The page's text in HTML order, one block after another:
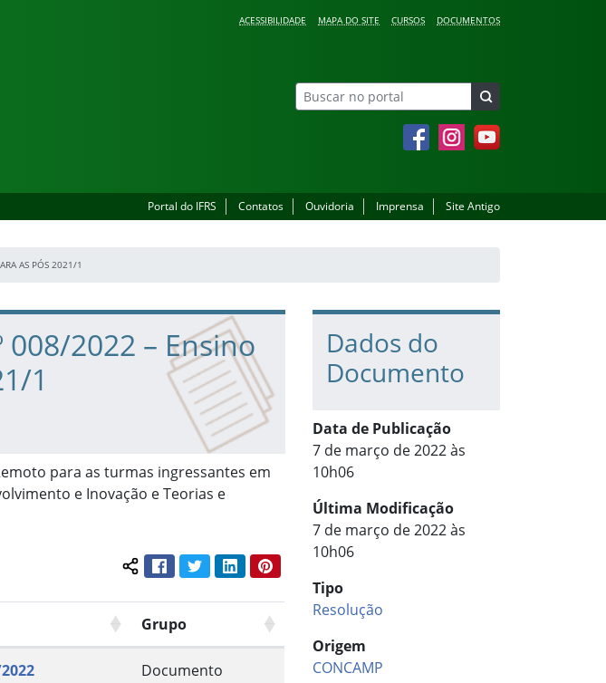
ACESSIBILIDADE MAPA DO SITE CURSOS DOCUMENTOS
FacebookInstagramYouTube
Portal do IFRS Contatos Ouvidoria Imprensa Site Antigo
AS PÓS 2021/1
008/2022 – Ensino
1
para as turmas ingressantes em
e Inovação e Teorias e
Compartilhar conteúdo:
FacebookTwitterLinkedInPinterest
Grupo
Documento
Dados do
Documento
Data de Publicação
7 de março de 2022 às
10h06
Última Modificação
7 de março de 2022 às
10h06
Tipo
Resolução
Origem
CONCAMP